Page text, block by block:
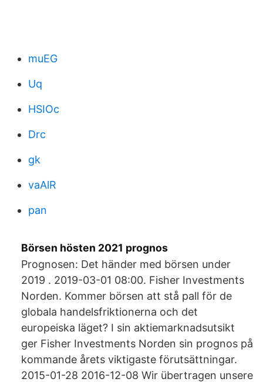
muEG
Uq
HSIOc
Drc
gk
vaAlR
pan
Börsen hösten 2021 prognos
Prognosen: Det händer med börsen under
2019 . 2019-03-01 08:00. Fisher Investments
Norden. Kommer börsen att stå pall för de
globala handelsfriktionerna och det
europeiska läget? I sin aktiemarknadsutsikt
ger Fisher Investments Norden sin prognos på
kommande årets viktigaste förutsättningar.
2015-01-28 2016-12-08 Wir übertragen unsere